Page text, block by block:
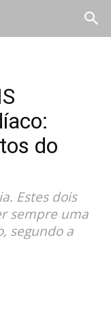
do
Estes dois
sempre uma
segundo a